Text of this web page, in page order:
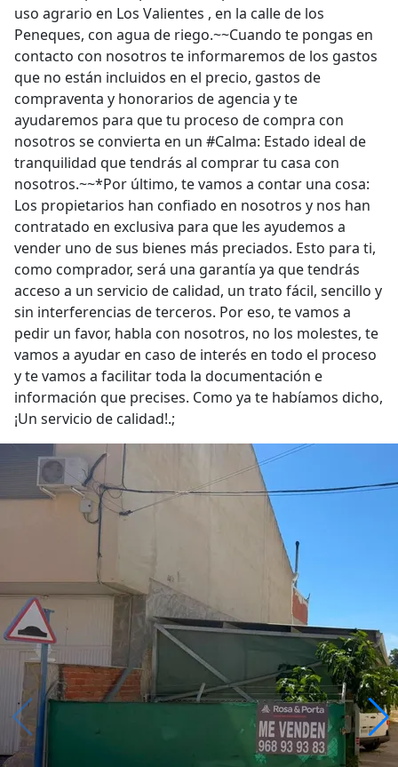
uso agrario en Los Valientes , en la calle de los
Peneques, con agua de riego.~~Cuando te pongas en
contacto con nosotros te informaremos de los gastos
que no están incluidos en el precio, gastos de
compraventa y honorarios de agencia y te
ayudaremos para que tu proceso de compra con
nosotros se convierta en un #Calma: Estado ideal de
tranquilidad que tendrás al comprar tu casa con
nosotros.~~*Por último, te vamos a contar una cosa:
Los propietarios han confiado en nosotros y nos han
contratado en exclusiva para que les ayudemos a
vender uno de sus bienes más preciados. Esto para ti,
como comprador, será una garantía ya que tendrás
acceso a un servicio de calidad, un trato fácil, sencillo y
sin interferencias de terceros. Por eso, te vamos a
pedir un favor, habla con nosotros, no los molestes, te
vamos a ayudar en caso de interés en todo el proceso
y te vamos a facilitar toda la documentación e
información que precises. Como ya te habíamos dicho,
¡Un servicio de calidad!.;